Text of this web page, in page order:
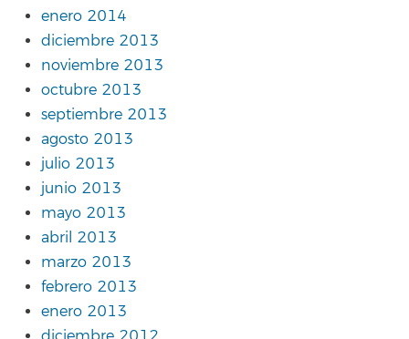
enero 2014
diciembre 2013
noviembre 2013
octubre 2013
septiembre 2013
agosto 2013
julio 2013
junio 2013
mayo 2013
abril 2013
marzo 2013
febrero 2013
enero 2013